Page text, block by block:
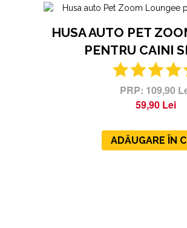
HUSA AUTO PET
PENTRU CAINI
109,90
59,90 Lei
ADĂUGARE ÎN